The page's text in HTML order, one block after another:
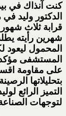
كنت آنذاك في
الدكتور وليد
قرابة ثلاث
شهرين رأيته
المحمول ليعود
المستشفى
على مقاومة
بتحليلاتها
التميز الرائع
لتوجهات